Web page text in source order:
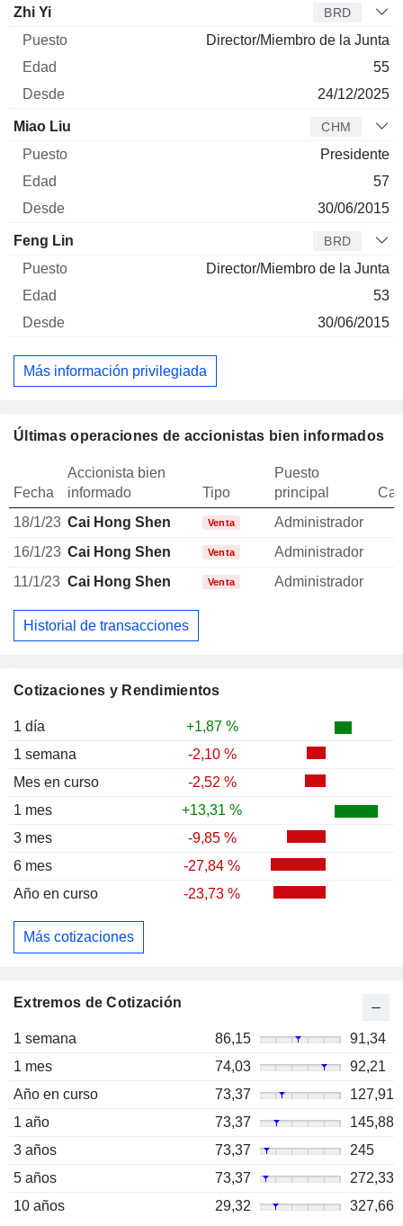
Cotizaciones y Rendimientos
1 día
+1,87 %
1 semana
-2,10 %
Mes en curso
-2,52 %
1 mes
+13,31 %
3 mes
-9,85 %
6 mes
-27,84 %
Año en curso
-23,73 %
Más cotizaciones
Extremos de Cotización
1 semana 86,15
91,34
1 mes
74,03
92,21
Año en curso
73,37
127,91
1 año
73,37
145,88
3 años
73,37
245
5 años
73,37
272,33
10 años
29,32 327,66
Administrador
Zhi Yi BRD
Director/Miembro de la Junta
55
24/12/2025
Miao Liu CHM
Presidente
57
30/06/2015
Feng Lin BRD
Director/Miembro de la Junta
53
30/06/2015
Más información privilegiada
Últimas operaciones de accionistas bien informados
Fecha
Accionista bien
informado
Tipo
Puesto
principal
18/1/23 Cai Hong Shen Venta Administrador
16/1/23 Cai Hong Shen Venta Administrador
11/1/23 Cai Hong Shen Venta Administrador
Historial de transacciones